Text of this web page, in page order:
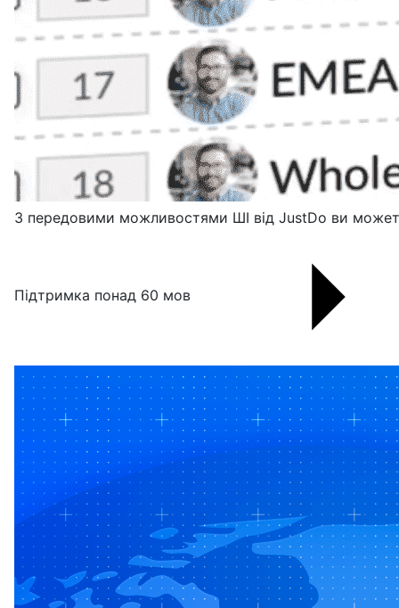
З передовими можливостями ШІ від JustDo ви
Підтримка понад 60 мов